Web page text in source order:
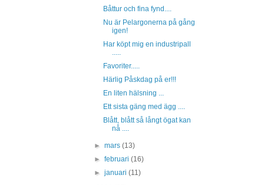
Båttur och fina fynd....
Nu är Pelargonerna på gång
igen!
Har köpt mig en industripall
.....
Favoriter.....
Härlig Påskdag på er!!!
En liten hälsning ...
Ett sista gäng med ägg ....
Blått, blått så långt ögat kan
nå ....
►mars(13)
►februari(16)
►januari(11)